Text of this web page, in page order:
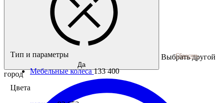
Да
Выбрать другой
город
Тип и параметры Сбросить
Мебельные колеса133 400
Цвета